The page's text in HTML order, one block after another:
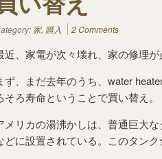
家, 購入 2 Comments
近、家電が次々壊れ、家の修理が
ず、まだ去年のうち、water
そろ寿命ということで買い替え。
メリカの湯沸かしは、普通巨大
どに設置されている。このタンク